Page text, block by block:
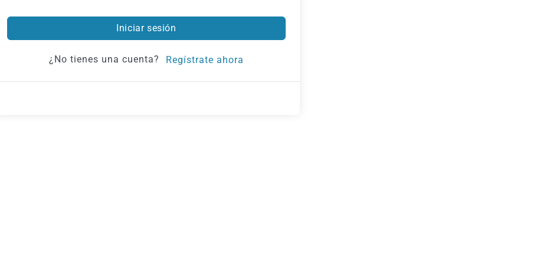
Iniciar sesión
¿No tienes una cuenta? Regístrate ahora